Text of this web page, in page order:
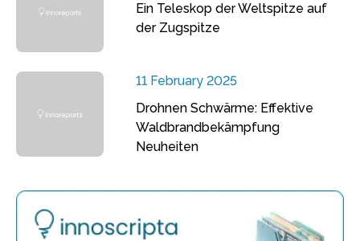
Ein Teleskop der Weltspitze auf
der Zugspitze
11 February 2025
Drohnen Schwärme: Effektive
Waldbrandbekämpfung
Neuheiten